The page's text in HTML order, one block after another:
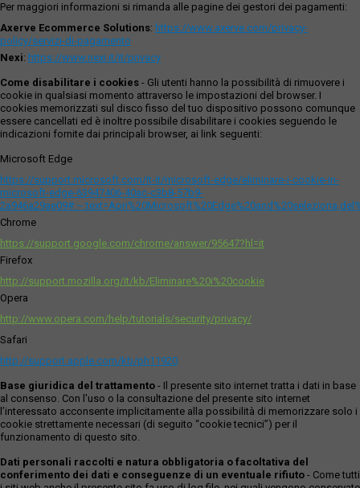
Per maggiori informazioni si rimanda alle pagine dei gestori dei pagamenti:
Axerve Ecommerce Solutions: https://www.axerve.com/privacy-
policy/servizi-di-pagamento
Nexi: https://www.nexi.it/it/privacy
Come disabilitare i cookies - Gli utenti hanno la possibilità di rimuovere i
cookie in qualsiasi momento attraverso le impostazioni del browser. I
cookies memorizzati sul disco fisso del tuo dispositivo possono comunque
essere cancellati ed è inoltre possibile disabilitare i cookies seguendo le
indicazioni fornite dai principali browser, ai link seguenti:
Microsoft Edge
https://support.microsoft.com/it-it/microsoft-edge/eliminare-i-cookie-in-
microsoft-edge-63947406-40ac-c3b8-57b9-
Chrome
https://support.google.com/chrome/answer/95647?hl=it
Firefox
http://support.mozilla.org/it/kb/Eliminare%20i%20cookie
Opera
http://www.opera.com/help/tutorials/security/privacy/
Safari
http://support.apple.com/kb/ph11920
Base giuridica del trattamento - Il presente sito internet tratta i dati in base
al consenso. Con l'uso o la consultazione del presente sito internet
l’interessato acconsente implicitamente alla possibilità di memorizzare solo i
cookie strettamente necessari (di seguito “cookie tecnici”) per il
funzionamento di questo sito.
Dati personali raccolti e natura obbligatoria o facoltativa del
conferimento dei dati e conseguenze di un eventuale rifiuto - Come tutti